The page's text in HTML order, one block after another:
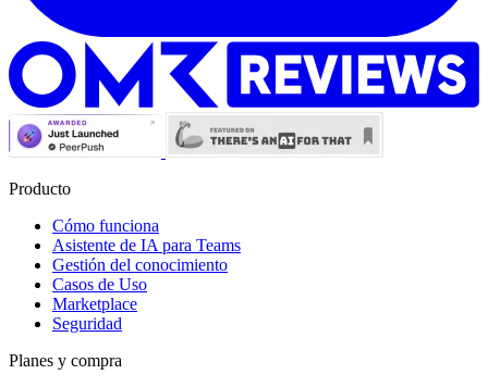
Producto
Cómo funciona
Asistente de IA para Teams
Gestión del conocimiento
Casos de Uso
Marketplace
Seguridad
Planes y compra